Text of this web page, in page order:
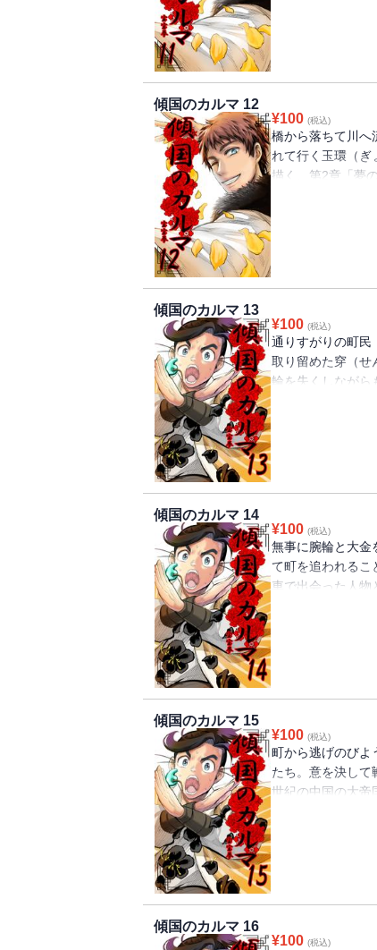
傾国のカルマ 12
¥100 (税込)
橋から落ちて川へ
れて行く玉環（ぎ
描く、第2章「夢
して巻頭は豪華
傾国のカルマ 13
¥100 (税込)
通りすがりの町民
取り留めた穿（せ
輪を失くしながら
たなる旅路が始
傾国のカルマ 14
¥100 (税込)
無事に腕輪と大金
て町を追われるこ
車で出会った人物
いた一大歴史フ
傾国のカルマ 15
¥100 (税込)
町から逃げのびよ
たち。意を決して
世紀の中国の大帝
傾国のカルマ 16
¥100 (税込)